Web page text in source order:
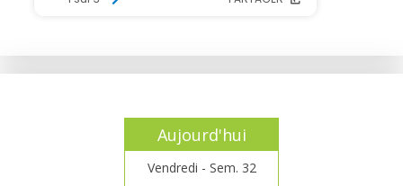
Aujourd'hui
Vendredi - Sem. 32